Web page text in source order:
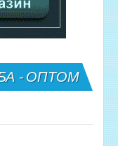
- ОПТОМ